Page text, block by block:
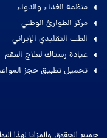
منظمة الغذاء والدواء
مركز الطوارئ الوطني
الطب التقليدي الإيراني
عيادة رستاك لعلاج العقم
تحميل تطبيق حجز
جميع الحقوق والمزايا لهذا